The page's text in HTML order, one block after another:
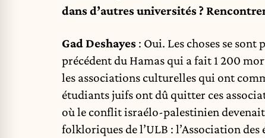
dans d’autres universités ?
Gad Deshayes : Oui. Les choses se
précédent du Hamas qui a fait 1 200
les associations culturelles qui ont
étudiants juifs ont dû quitter ces
où le conflit israélo-palestinien
folkloriques de l’ULB : l’Association